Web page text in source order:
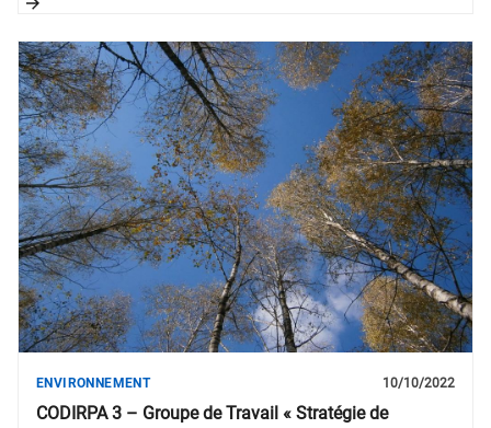
CODIRPA 3 – Groupe de Travail « Stratégie de
ENVIRONNEMENT 10/10/2022